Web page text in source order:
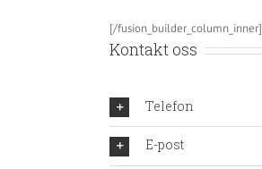
[/fusion_builder_column_inner]
Kontakt oss
Telefon
E-post